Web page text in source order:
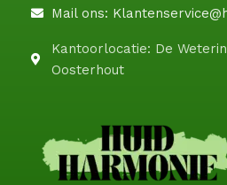
Mail ons:
Kantoorlocatie: De
Oosterhout